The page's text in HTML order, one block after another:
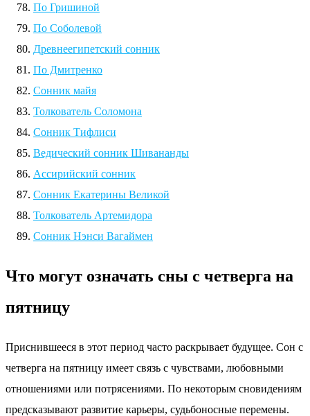
По Гришиной
По Соболевой
Древнеегипетский сонник
По Дмитренко
Сонник майя
Толкователь Соломона
Сонник Тифлиси
Ведический сонник Шивананды
Ассирийский сонник
Сонник Екатерины Великой
Толкователь Артемидора
Сонник Нэнси Вагаймен
Что могут означать сны с четверга на
пятницу
Приснившееся в этот период часто раскрывает будущее. Сон с
четверга на пятницу имеет связь с чувствами, любовными
отношениями или потрясениями. По некоторым сновидениям
предсказывают развитие карьеры, судьбоносные перемены.